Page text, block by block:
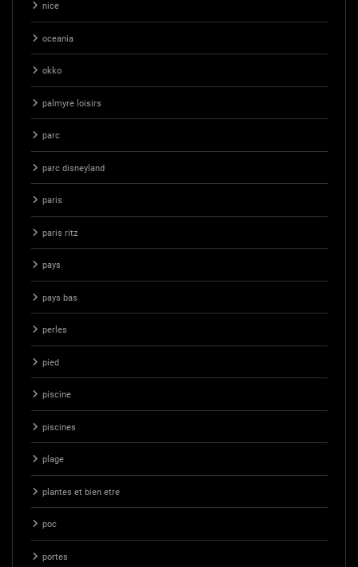
nice
oceania
okko
palmyre loisirs
parc
parc disneyland
paris
paris ritz
pays
pays bas
perles
pied
piscine
piscines
plage
plantes et bien etre
poc
portes